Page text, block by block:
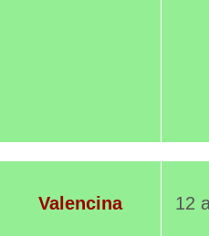
Valencina 12